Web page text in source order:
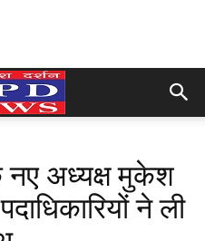
नए अध्यक्ष मुकेश
ने ली